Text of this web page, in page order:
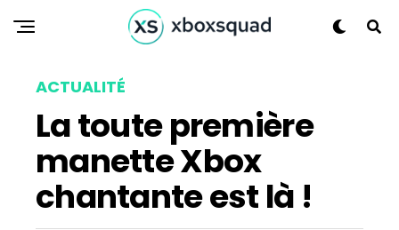
ACTUALITÉ
La toute première
manette Xbox
chantante est là !